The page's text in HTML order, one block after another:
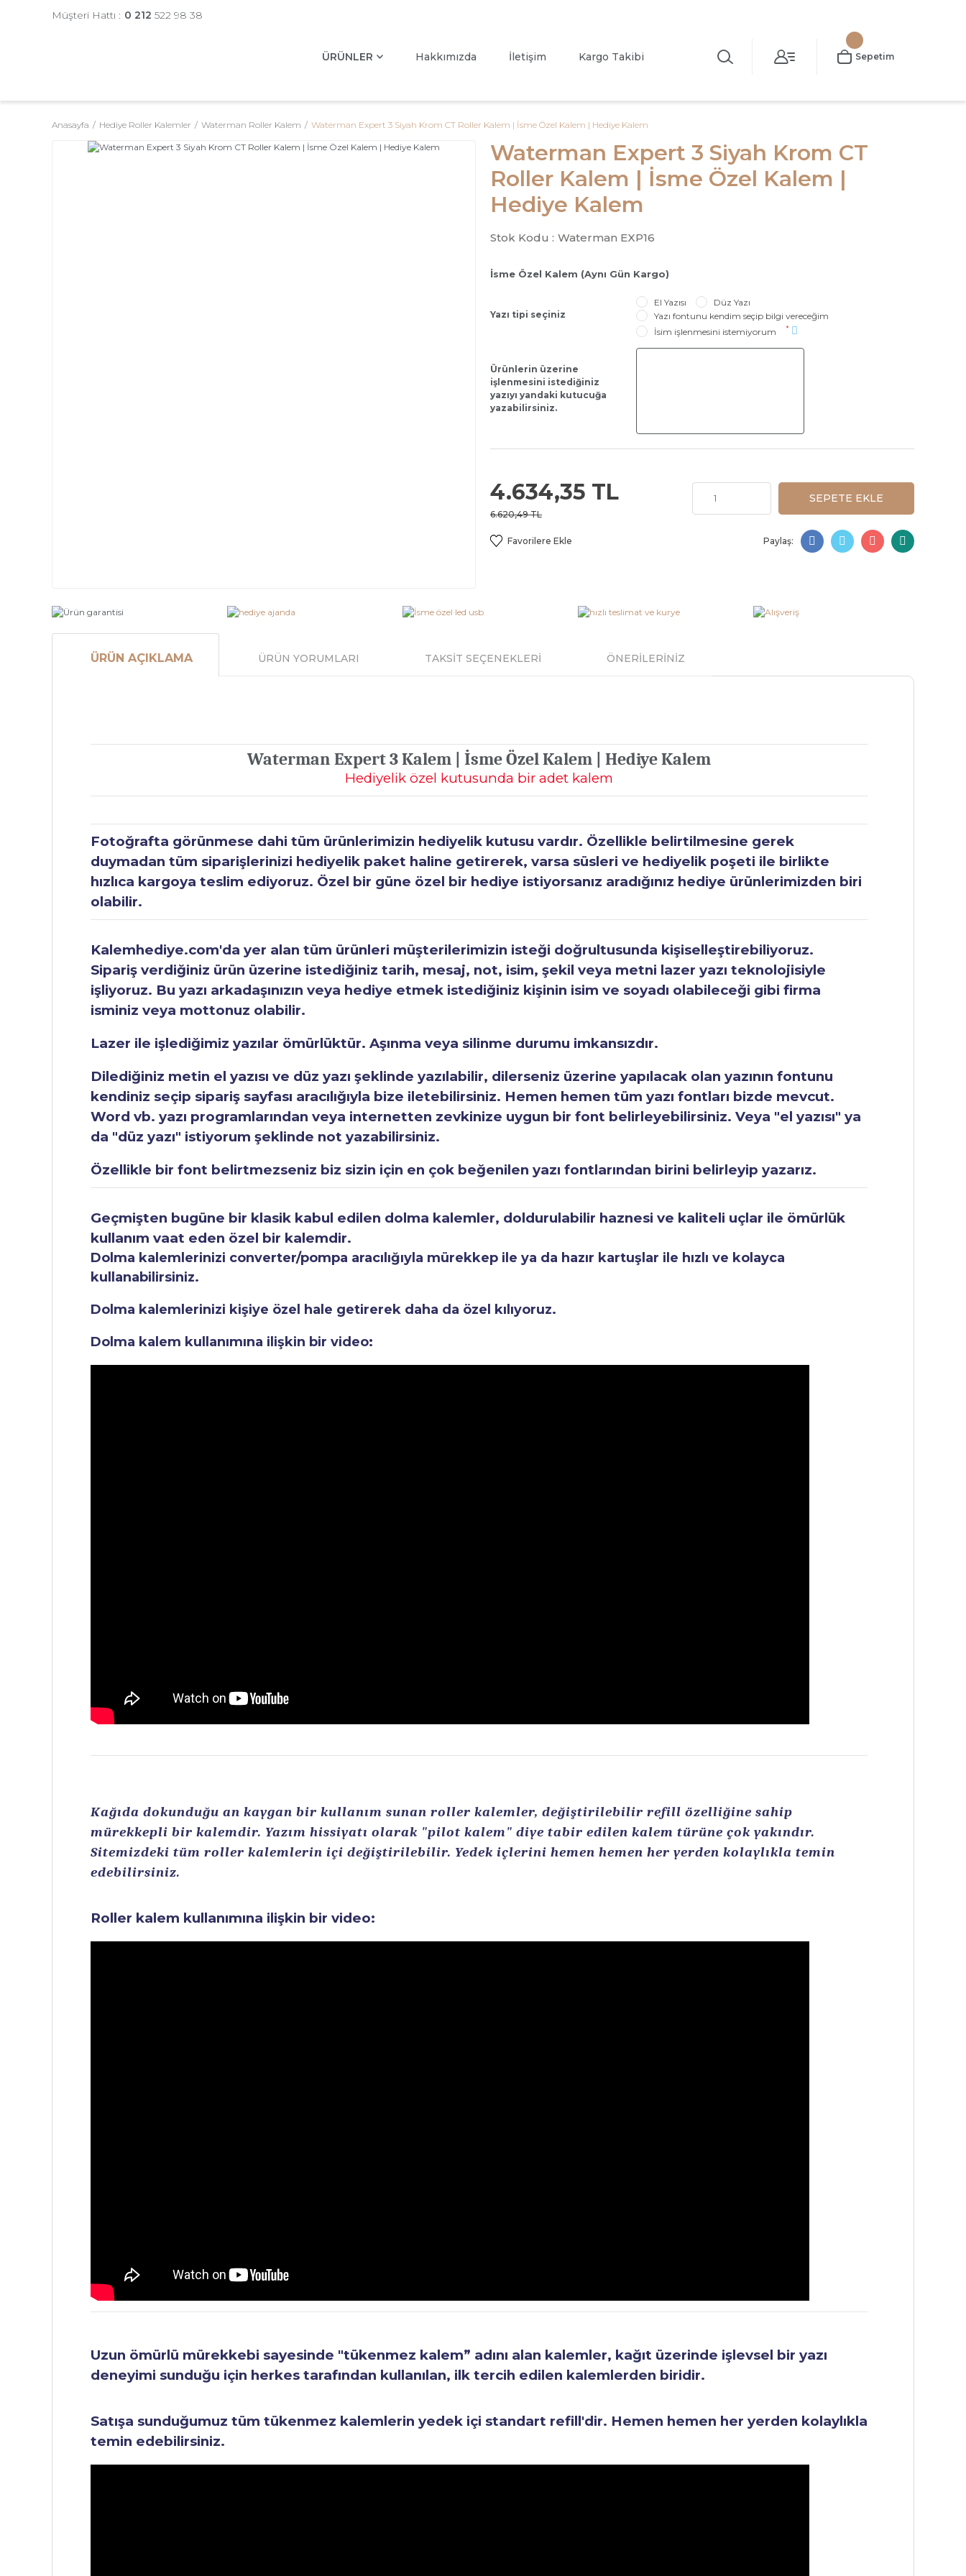
Müşteri Hattı : 0 212 522 98 38
ÜRÜNLER Hakkımızda İletişim Kargo Takibi Sepetim
Anasayfa Hediye Roller Kalemler Waterman Roller Kalem Waterman Expert 3 Siyah Krom CT Roller Kalem | İsme Özel Kalem | Hediye Kalem
Waterman Expert 3 Siyah Krom CT
Roller Kalem | İsme Özel Kalem |
Hediye Kalem
Stok Kodu : Waterman EXP16
İsme Özel Kalem (Aynı Gün Kargo)
Yazı tipi seçiniz
El Yazısı
Düz Yazı
Yazı fontunu kendim seçip bilgi vereceğim
İsim işlenmesini istemiyorum
*
Ürünlerin üzerine
işlenmesini istediğiniz
yazıyı yandaki kutucuğa
yazabilirsiniz.
4.634,35 TL
6.620,49 TL
SEPETE EKLE
Paylaş:
ÜRÜN AÇIKLAMA ÜRÜN YORUMLARI TAKSİT SEÇENEKLERİ ÖNERİLERİNİZ
Waterman Expert 3 Kalem | İsme Özel Kalem | Hediye Kalem
Hediyelik özel kutusunda bir adet kalem
Fotoğrafta görünmese dahi tüm ürünlerimizin hediyelik kutusu vardır. Özellikle belirtilmesine gerek
duymadan tüm siparişlerinizi hediyelik paket haline getirerek, varsa süsleri ve hediyelik poşeti ile birlikte
hızlıca kargoya teslim ediyoruz. Özel bir güne özel bir hediye istiyorsanız aradığınız hediye ürünlerimizden biri
olabilir.
Kalemhediye.com'da yer alan tüm ürünleri müşterilerimizin isteği doğrultusunda kişiselleştirebiliyoruz.
Sipariş verdiğiniz ürün üzerine istediğiniz tarih, mesaj, not, isim, şekil veya metni lazer yazı teknolojisiyle
işliyoruz. Bu yazı arkadaşınızın veya hediye etmek istediğiniz kişinin isim ve soyadı olabileceği gibi firma
isminiz veya mottonuz olabilir.
Lazer ile işlediğimiz yazılar ömürlüktür. Aşınma veya silinme durumu imkansızdır.
Dilediğiniz metin el yazısı ve düz yazı şeklinde yazılabilir, dilerseniz üzerine yapılacak olan yazının fontunu
kendiniz seçip sipariş sayfası aracılığıyla bize iletebilirsiniz. Hemen hemen tüm yazı fontları bizde mevcut.
Word vb. yazı programlarından veya internetten zevkinize uygun bir font belirleyebilirsiniz. Veya "el yazısı" ya
da "düz yazı" istiyorum şeklinde not yazabilirsiniz.
Özellikle bir font belirtmezseniz biz sizin için en çok beğenilen yazı fontlarından birini belirleyip yazarız.
Geçmişten bugüne bir klasik kabul edilen dolma kalemler, doldurulabilir haznesi ve kaliteli uçlar ile ömürlük
kullanım vaat eden özel bir kalemdir.
Dolma kalemlerinizi converter/pompa aracılığıyla mürekkep ile ya da hazır kartuşlar ile hızlı ve kolayca
kullanabilirsiniz.
Dolma kalemlerinizi kişiye özel hale getirerek daha da özel kılıyoruz.
Dolma kalem kullanımına ilişkin bir video:
Kağıda dokunduğu an kaygan bir kullanım sunan roller kalemler, değiştirilebilir refill özelliğine sahip
mürekkepli bir kalemdir. Yazım hissiyatı olarak "pilot kalem" diye tabir edilen kalem türüne çok yakındır.
Sitemizdeki tüm roller kalemlerin içi değiştirilebilir. Yedek içlerini hemen hemen her yerden kolaylıkla temin
edebilirsiniz.
Roller kalem kullanımına ilişkin bir video:
Uzun ömürlü mürekkebi sayesinde "tükenmez kalem” adını alan kalemler, kağıt üzerinde işlevsel bir yazı
deneyimi sunduğu için herkes tarafından kullanılan, ilk tercih edilen kalemlerden biridir.
Satışa sunduğumuz tüm tükenmez kalemlerin yedek içi standart refill'dir. Hemen hemen her yerden kolaylıkla
temin edebilirsiniz.